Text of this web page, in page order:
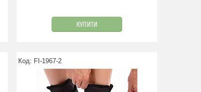
КУПИТИ
FI-1967-2